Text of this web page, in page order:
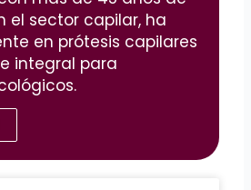
el sector capilar, ha
en prótesis capilares
integral para